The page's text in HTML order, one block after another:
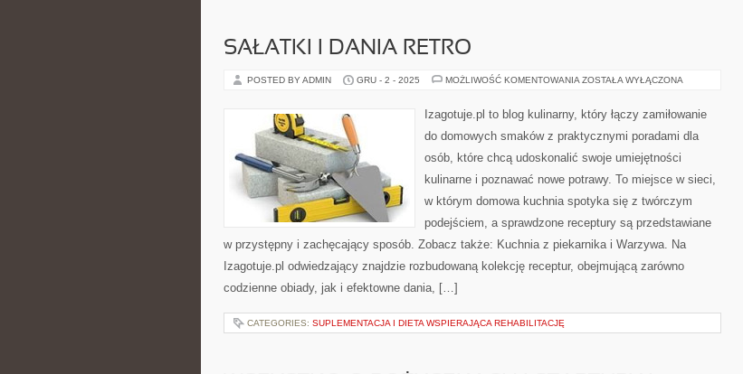
SAŁATKI I DANIA RETRO
POSTED BY ADMIN GRU - 2 - 2025 MOŻLIWOŚĆ KOMENTOWANIA SAŁATKI
RETRO
ZOSTAŁA WYŁĄCZONA
Izagotuje.pl to blog kulinarny, który łączy zamiłowanie
do domowych smaków z praktycznymi poradami dla
osób, które chcą udoskonalić swoje umiejętności
kulinarne i poznawać nowe potrawy. To miejsce w sieci,
w którym domowa kuchnia spotyka się z twórczym
podejściem, a sprawdzone receptury są przedstawiane
w przystępny i zachęcający sposób. Zobacz także: Kuchnia z piekarnika i Warzywa. Na
Izagotuje.pl odwiedzający znajdzie rozbudowaną kolekcję receptur, obejmującą zarówno
codzienne obiady, jak i efektowne dania, […]
CATEGORIES: SUPLEMENTACJA I DIETA WSPIERAJĄCA REHABILITACJĘ